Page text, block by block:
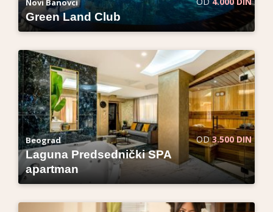
Novi Banovci
Green Land Club
Beograd
Laguna Predsednički SPA
apartman
OD3.500 DIN